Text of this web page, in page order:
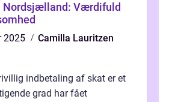
Nordsjælland: Værdifuld
2025
Camilla Lauritzen
indbetaling af skat er et
grad har fået